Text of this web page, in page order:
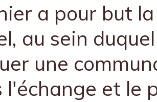
a pour but
au sein
une
l'échange et le